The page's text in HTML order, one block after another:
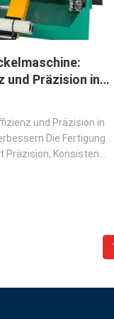
und Präzision in
und Präzision in
Die Fertigung
Konsistenz